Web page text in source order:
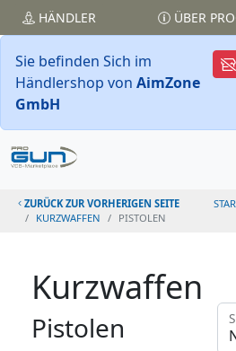
HÄNDLER ÜBER
Sie befinden Sich im
Händlershop von AimZone
GmbH
ZURÜCK ZUR VORHERIGEN SEITE
KURZWAFFEN
PISTOLEN
Kurzwaffen
Pistolen